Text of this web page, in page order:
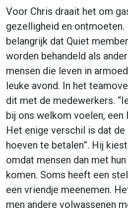
Voor Chris draait het om
gezelligheid en ontmoeten.
belangrijk dat Quiet
worden behandeld als
mensen die leven in
leuke avond. In het
dit met de medewerkers.
bij ons welkom voelen, een
Het enige verschil is dat
hoeven te betalen”. Hij
omdat mensen dan met
komen. Soms heeft een
een vriendje meenemen.
men andere volwassenen